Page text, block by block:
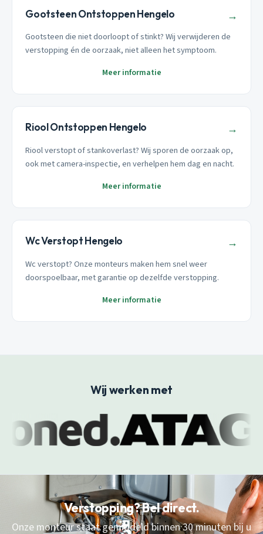
Gootsteen Ontstoppen Hengelo →
Gootsteen die niet doorloopt of stinkt? Wij verwijderen de
verstopping én de oorzaak, niet alleen het symptoom.
Meer informatie
Riool Ontstoppen Hengelo →
Riool verstopt of stankoverlast? Wij sporen de oorzaak op,
ook met camera-inspectie, en verhelpen hem dag en nacht.
Meer informatie
Wc Verstopt Hengelo →
Wc verstopt? Onze monteurs maken hem snel weer
doorspoelbaar, met garantie op dezelfde verstopping.
Meer informatie
Wij werken met
Verstopping? Bel direct.
Onze monteur staat gemiddeld binnen 30 minuten bij u